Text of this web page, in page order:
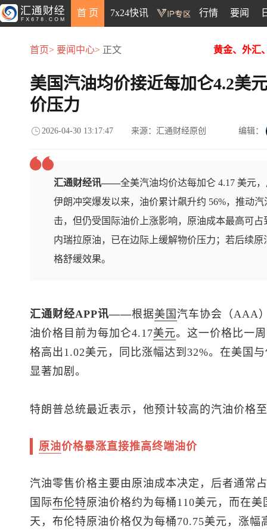
首 页 7x24快讯 行情 要闻
首页> 要闻中心> 正文 黄金、外汇
美国汽油均价接近每加仑4.2美
价压力
2026-04-30 13:17:47 来源：汇通财经原创 编辑：
汇通财经讯——全美汽油均价达每加仑 4.17 美元
伊朗冲突爆发以来，油价累计飙升约 56%，推动
击，但仍受国际油价上涨影响，原油成本最高可
内瑞拉原油，已在边际上缓解物价压力；若后续
格舒缓效果。
汇通财经APP讯——根据美国 汽车协会（AAA
油价格目前为每加仑4.17美元。这一价格比一
格高出1.02美元，同比涨幅达到32%。在美国
显著加剧。
特朗普总统最近表示，他预计较高的汽油价格
原油价格暴涨直接推高终端油价
汽油零售价格主要由原油成本决定，后者通常
国际布伦特原油价格约为每桶110美元，而在
天， 布伦特原油价格仅为每桶70.75美元，涨幅